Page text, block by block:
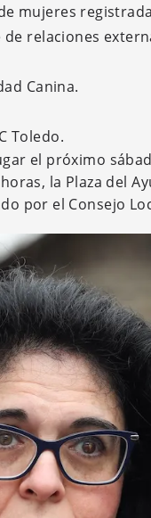
mujeres
relaciones
Canina.
Toledo.
el próximo
la Plaza del
por el Consejo